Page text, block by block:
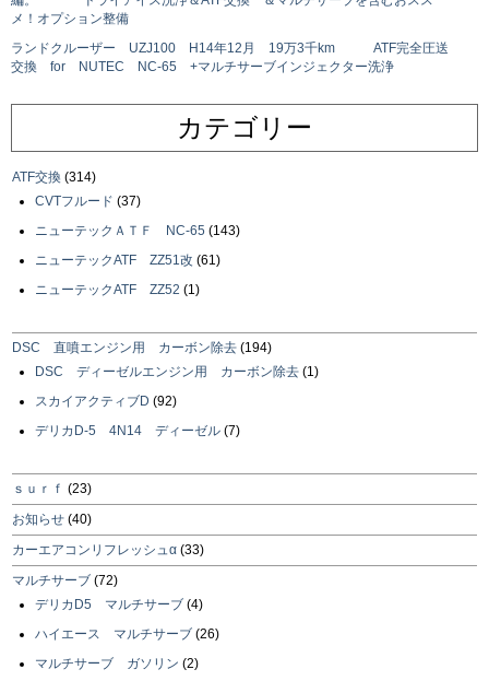
メ！オプション整備
ランドクルーザー UZJ100 H14年12月 19万3千km ATF完全圧送
交換 for NUTEC NC-65 +マルチサーブインジェクター洗浄
カテゴリー
ATF交換 (314)
CVTフルード (37)
ニューテックＡＴＦ NC-65 (143)
ニューテックATF ZZ51改 (61)
ニューテックATF ZZ52 (1)
DSC 直噴エンジン用 カーボン除去 (194)
DSC ディーゼルエンジン用 カーボン除去 (1)
スカイアクティブD (92)
デリカD-5 4N14 ディーゼル (7)
ｓｕｒｆ (23)
お知らせ (40)
カーエアコンリフレッシュα (33)
マルチサーブ (72)
デリカD5 マルチサーブ (4)
ハイエース マルチサーブ (26)
マルチサーブ ガソリン (2)